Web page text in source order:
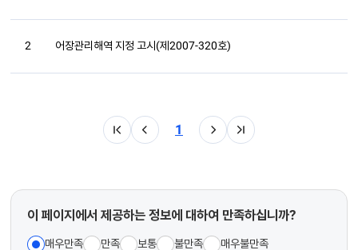
2 어장관리해역 지정 고시(제2007-320호)
1
이 페이지에서 제공하는 정보에 대하여 만족하십니까?
매우만족 만족 보통 불만족 매우불만족